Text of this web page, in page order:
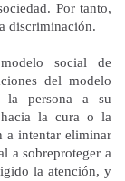
Por tanto,
discriminación.
social de
del modelo
la persona a su
la cura o la
a intentar eliminar
a sobreproteger a
la atención, y